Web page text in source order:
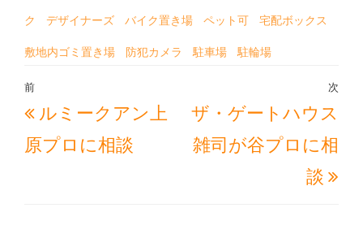
ク デザイナーズ バイク置き場 ペット可 宅配ボックス
敷地内ゴミ置き場 防犯カメラ 駐車場 駐輪場
投
稿
ナ
過
去
の
前
ルミークアン上
原プロに相談
次
次
ザ・ゲートハウス
雑司が谷プロに相
談